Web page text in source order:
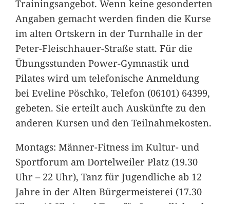
Trainingsangebot. Wenn keine gesonderten
Angaben gemacht werden finden die Kurse
im alten Ortskern in der Turnhalle in der
Peter-Fleischhauer-Straße statt. Für die
Übungsstunden Power-Gymnastik und
Pilates wird um telefonische Anmeldung
bei Eveline Pöschko, Telefon (06101) 64399,
gebeten. Sie erteilt auch Auskünfte zu den
anderen Kursen und den Teilnahmekosten.
Montags: Männer-Fitness im Kultur- und
Sportforum am Dortelweiler Platz (19.30
Uhr – 22 Uhr), Tanz für Jugendliche ab 12
Jahre in der Alten Bürgermeisterei (17.30